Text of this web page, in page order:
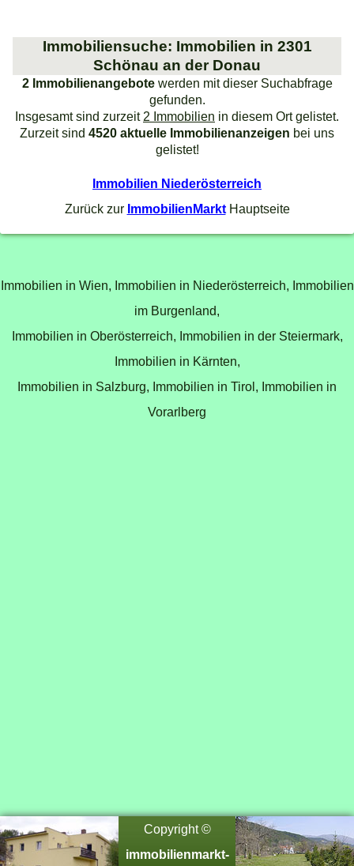
Immobiliensuche: Immobilien in 2301
Schönau an der Donau
2 Immobilienangebotewerden mit dieser Suchabfrage
gefunden.
Insgesamt sind zurzeit 2 Immobilien in diesem Ort gelistet.
Zurzeit sind 4520 aktuelle Immobilienanzeigen bei uns
gelistet!
Immobilien Niederösterreich
Zurück zur ImmobilienMarktHauptseite
Immobilien in Wien, Immobilien in Niederösterreich, Immobilien
im Burgenland,
Immobilien in Oberösterreich, Immobilien in der Steiermark,
Immobilien in Kärnten,
Immobilien in Salzburg, Immobilien in Tirol, Immobilien in
Vorarlberg
Copyright ©
immobilienmarkt-